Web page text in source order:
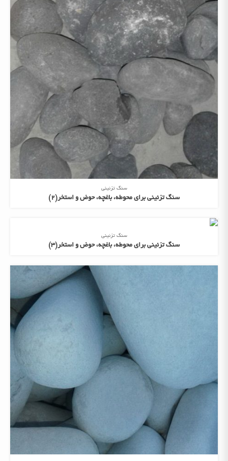
سنگ تزئینی
سنگ تزئینی برای محوطه، باغچه، حوض و استخر(2)
سنگ تزئینی
سنگ تزئینی برای محوطه، باغچه، حوض و استخر(3)